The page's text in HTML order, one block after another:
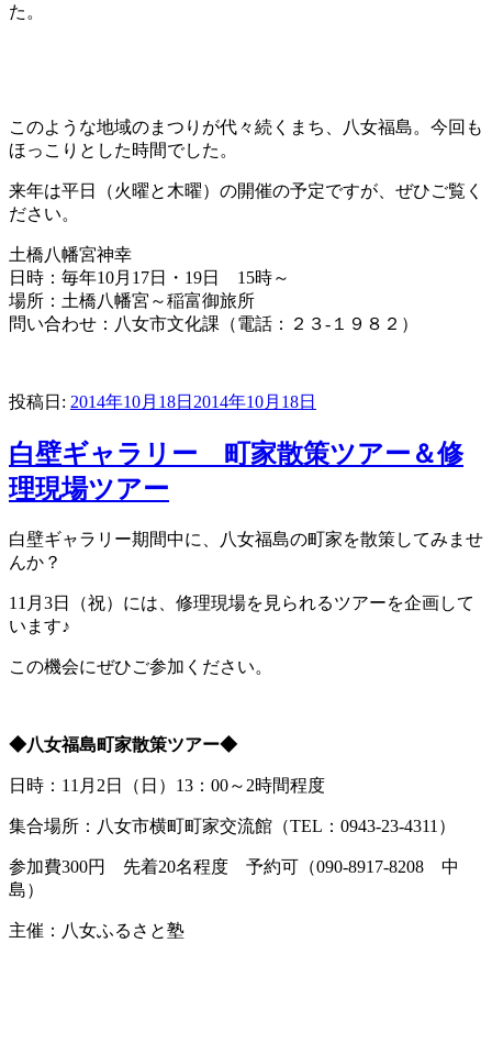
た。
このような地域のまつりが代々続くまち、八女福島。今回も
ほっこりとした時間でした。
来年は平日（火曜と木曜）の開催の予定ですが、ぜひご覧く
ださい。
土橋八幡宮神幸
日時：毎年10月17日・19日 15時～
場所：土橋八幡宮～稲富御旅所
問い合わせ：八女市文化課（電話：２３-１９８２）
投稿日: 2014年10月18日 2014年10月18日
白壁ギャラリー 町家散策ツアー＆修
理現場ツアー
白壁ギャラリー期間中に、八女福島の町家を散策してみませ
んか？
11月3日（祝）には、修理現場を見られるツアーを企画して
います♪
この機会にぜひご参加ください。
◆八女福島町家散策ツアー◆
日時：11月2日（日）13：00～2時間程度
集合場所：八女市横町町家交流館（TEL：0943-23-4311）
参加費300円 先着20名程度 予約可（090-8917-8208 中
島）
主催：八女ふるさと塾